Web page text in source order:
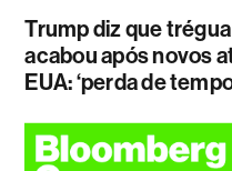
Trump diz que
acabou após novos
EUA: ‘perda de